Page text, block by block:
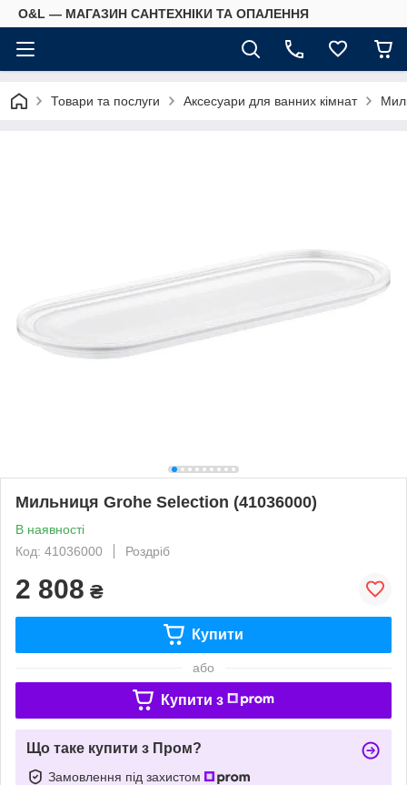
O&L — МАГАЗИН САНТЕХНІКИ ТА ОПАЛЕННЯ
Товари та послуги Аксесуари для ванних кімнат
Мильниця Grohe Selection (41036000)
В наявності
Код: 41036000
Роздріб
2 808 ₴
Купити
або
Купити з
Що таке купити з Пром?
Замовлення під захистом